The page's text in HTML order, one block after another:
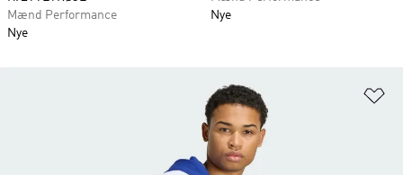
Mænd Performance
Nye
Nye